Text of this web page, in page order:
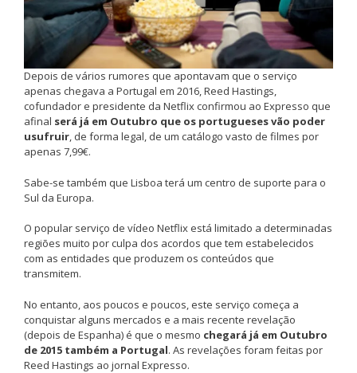
Depois de vários rumores que apontavam que o serviço
apenas chegava a Portugal em 2016, Reed Hastings,
cofundador e presidente da Netflix confirmou ao Expresso que
afinal será já em Outubro que os portugueses vão poder
usufruir, de forma legal, de um catálogo vasto de filmes por
apenas 7,99€.
Sabe-se também que Lisboa terá um centro de suporte para o
Sul da Europa.
O popular serviço de vídeo Netflix está limitado a determinadas
regiões muito por culpa dos acordos que tem estabelecidos
com as entidades que produzem os conteúdos que
transmitem.
No entanto, aos poucos e poucos, este serviço começa a
conquistar alguns mercados e a mais recente revelação
(depois de Espanha) é que o mesmo chegará já em Outubro
de 2015 também a Portugal. As revelações foram feitas por
Reed Hastings ao jornal Expresso.